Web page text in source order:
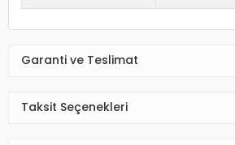
Garanti ve Teslimat
Taksit Seçenekleri